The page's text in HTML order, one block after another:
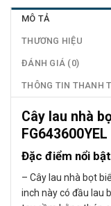
MÔ TẢ
THƯƠNG HIỆU
ĐÁNH GIÁ (0)
THÔNG TIN THANH
Cây lau nhà
FG643600YEL
Đặc điểm nổi bật
– Cây lau nhà bọt
inch này có đầu lau